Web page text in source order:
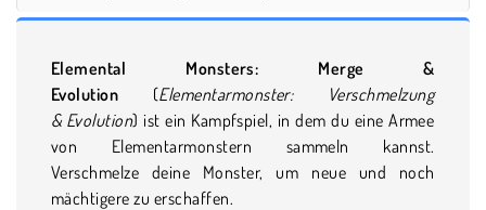
Elemental Monsters: Merge &
Evolution (Elementarmonster: Verschmelzung
& Evolution) ist ein Kampfspiel, in dem du eine Armee
von Elementarmonstern sammeln kannst.
Verschmelze deine Monster, um neue und noch
mächtigere zu erschaffen.